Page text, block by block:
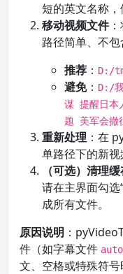
短的英文名称，
移动视频文件：
路径简单、不
推荐 ： D:/
避免： D:/
谋 提醒日本
题 美军会撤
重新处理 ：在
单路径下的新视
（可选）清理
请在主界面勾选
成所有文件。
原因说明 ：
件（如字幕文件
文、空格或特殊符